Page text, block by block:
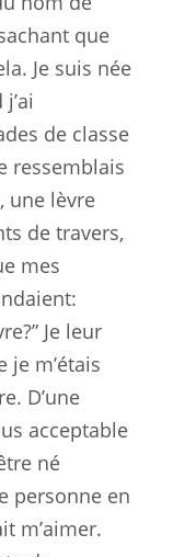
que
Je suis née
de classe
ressemblais
une lèvre
de travers,
mes
Je leur
je m’étais
D’une
acceptable
né
personne en
m’aimer.